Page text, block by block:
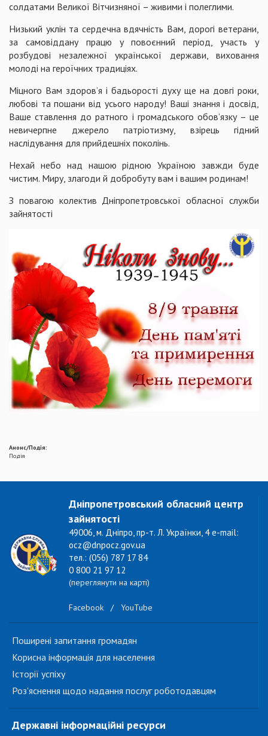
солдатами Великої Вітчизняної – живими і полеглими.
Низький уклін та сердечна вдячність Вам, дорогі ветерани,
за самовіддану працю у повоєнний період, участь у
розбудові незалежної української держави, виховання
молоді на героїчних традиціях.
Міцного Вам здоров’я і бадьорості духу ще на довгі роки,
любові та пошани від усього народу! Ваші знання і досвід,
Ваше ставлення до ратного і громадського обов’язку – це
невичерпне джерело патріотизму, взірець гідний
наслідування для прийдешніх поколінь.
Нехай небо над нашою рідною Україною завжди буде
чистим. Миру, злагоди й добробуту вам і вашим родинам!
З повагою колектив Дніпропетровської обласної служби
зайнятості
Анонс/Подія:
Подія
Дніпропетровський обласний центр
зайнятості
49006, м. Дніпро, пр-т. Л. Українки, 4 e-mail:
ocz@dnpocz.gov.ua
тел.: (056) 787 17 84
0 800 21 97 12
(переглянути на карті)
Facebook / YouTube
Поширені запитання громадян
Корисна інформація для населення
Історії успіху
Роз'яснення щодо надання послуг роботодавцям
Державні інформаційні ресурси